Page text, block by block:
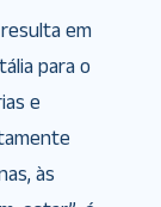
em
para o
e
às